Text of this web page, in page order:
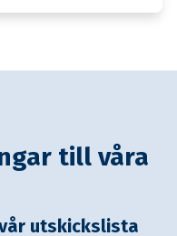
till våra
utskickslista